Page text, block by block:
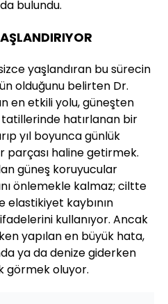
bulundu.
yaşlandıran bu sürecin
olduğunu belirten Dr.
en etkili yolu, güneşten
tatillerinde hatırlanan bir
yıl boyunca günlük
parçası haline getirmek.
güneş koruyucular
önlemekle kalmaz; ciltte
elastikiyet kaybının
kullanıyor. Ancak
yapılan en büyük hata,
ya da denize giderken
görmek oluyor.